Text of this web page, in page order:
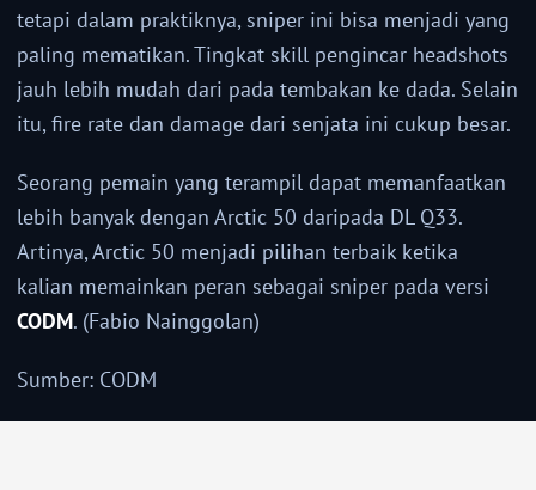
tetapi dalam praktiknya, sniper ini bisa menjadi yang
paling mematikan. Tingkat skill pengincar headshots
jauh lebih mudah dari pada tembakan ke dada. Selain
itu, fire rate dan damage dari senjata ini cukup besar.
Seorang pemain yang terampil dapat memanfaatkan
lebih banyak dengan Arctic 50 daripada DL Q33.
Artinya, Arctic 50 menjadi pilihan terbaik ketika
kalian memainkan peran sebagai sniper pada versi
CODM. (Fabio Nainggolan)
Sumber: CODM